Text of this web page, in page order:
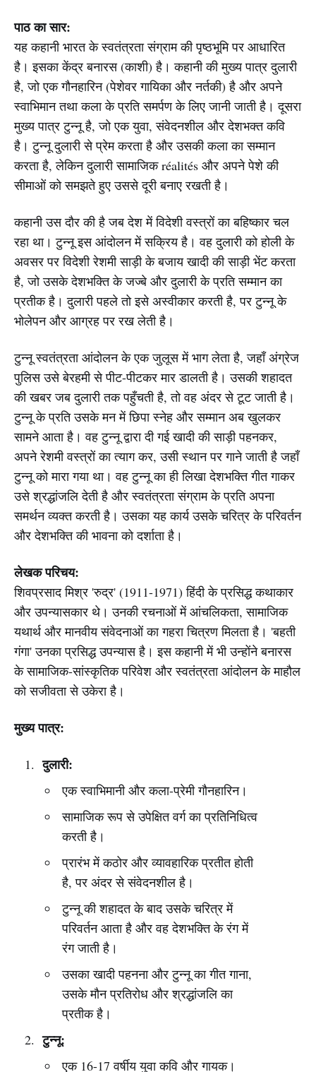
पाठ का सार:
यह कहानी भारत के स्वतंत्रता संग्राम की पृष्ठभूमि पर आधारित
है। इसका केंद्र बनारस (काशी) है। कहानी की मुख्य पात्र दुलारी
है, जो एक गौनहारिन (पेशेवर गायिका और नर्तकी) है और अपने
स्वाभिमान तथा कला के प्रति समर्पण के लिए जानी जाती है। दूसरा
मुख्य पात्र टुन्नू है, जो एक युवा, संवेदनशील और देशभक्त कवि
है। टुन्नू दुलारी से प्रेम करता है और उसकी कला का सम्मान
करता है, लेकिन दुलारी सामाजिक réalités और अपने पेशे की
सीमाओं को समझते हुए उससे दूरी बनाए रखती है।
कहानी उस दौर की है जब देश में विदेशी वस्त्रों का बहिष्कार चल
रहा था। टुन्नू इस आंदोलन में सक्रिय है। वह दुलारी को होली के
अवसर पर विदेशी रेशमी साड़ी के बजाय खादी की साड़ी भेंट करता
है, जो उसके देशभक्ति के जज्बे और दुलारी के प्रति सम्मान का
प्रतीक है। दुलारी पहले तो इसे अस्वीकार करती है, पर टुन्नू के
भोलेपन और आग्रह पर रख लेती है।
टुन्नू स्वतंत्रता आंदोलन के एक जुलूस में भाग लेता है, जहाँ अंग्रेज
पुलिस उसे बेरहमी से पीट-पीटकर मार डालती है। उसकी शहादत
की खबर जब दुलारी तक पहुँचती है, तो वह अंदर से टूट जाती है।
टुन्नू के प्रति उसके मन में छिपा स्नेह और सम्मान अब खुलकर
सामने आता है। वह टुन्नू द्वारा दी गई खादी की साड़ी पहनकर,
अपने रेशमी वस्त्रों का त्याग कर, उसी स्थान पर गाने जाती है जहाँ
टुन्नू को मारा गया था। वह टुन्नू का ही लिखा देशभक्ति गीत गाकर
उसे श्रद्धांजलि देती है और स्वतंत्रता संग्राम के प्रति अपना
समर्थन व्यक्त करती है। उसका यह कार्य उसके चरित्र के परिवर्तन
और देशभक्ति की भावना को दर्शाता है।
लेखक परिचय:
शिवप्रसाद मिश्र 'रुद्र' (1911-1971) हिंदी के प्रसिद्ध कथाकार
और उपन्यासकार थे। उनकी रचनाओं में आंचलिकता, सामाजिक
यथार्थ और मानवीय संवेदनाओं का गहरा चित्रण मिलता है। 'बहती
गंगा' उनका प्रसिद्ध उपन्यास है। इस कहानी में भी उन्होंने बनारस
के सामाजिक-सांस्कृतिक परिवेश और स्वतंत्रता आंदोलन के माहौल
को सजीवता से उकेरा है।
मुख्य पात्र:
दुलारी:
एक स्वाभिमानी और कला-प्रेमी गौनहारिन।
सामाजिक रूप से उपेक्षित वर्ग का प्रतिनिधित्व
करती है।
प्रारंभ में कठोर और व्यावहारिक प्रतीत होती
है, पर अंदर से संवेदनशील है।
टुन्नू की शहादत के बाद उसके चरित्र में
परिवर्तन आता है और वह देशभक्ति के रंग में
रंग जाती है।
उसका खादी पहनना और टुन्नू का गीत गाना,
उसके मौन प्रतिरोध और श्रद्धांजलि का
प्रतीक है।
टुन्नू:
एक 16-17 वर्षीय युवा कवि और गायक।